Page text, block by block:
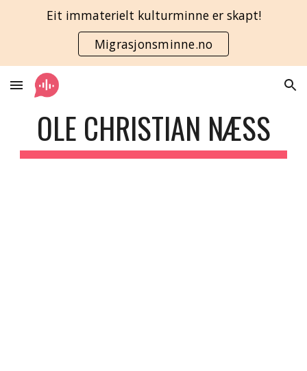
Skip to navigation
Eit immaterielt kulturminne er skapt!
Migrasjonsminne.no
OLE CHRISTIAN NÆSS